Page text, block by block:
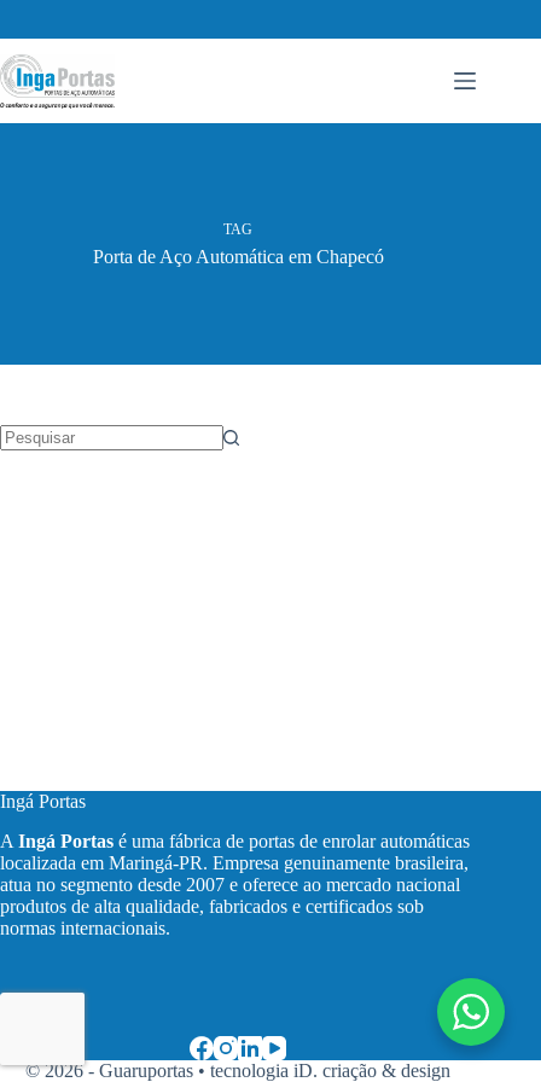
conteúdo
TAG
Porta de Aço Automática em Chapecó
Ingá Portas
A Ingá Portas é uma fábrica de portas de enrolar automáticas
localizada em Maringá-PR. Empresa genuinamente brasileira,
atua no segmento desde 2007 e oferece ao mercado nacional
produtos de alta qualidade, fabricados e certificados sob
normas internacionais.
© 2026 - Guaruportas •tecnologia iD. criação & design